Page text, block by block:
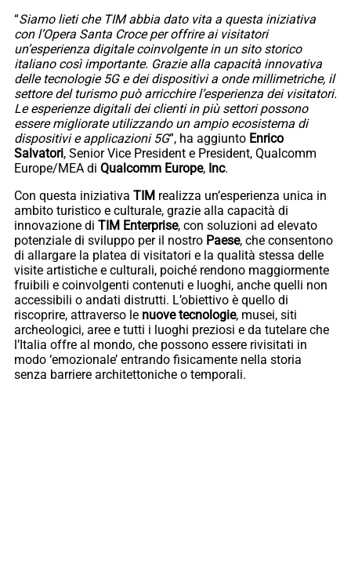
“Siamo lieti che TIM abbia dato vita a questa iniziativa
con l’Opera Santa Croce per offrire ai visitatori
un’esperienza digitale coinvolgente in un sito storico
italiano così importante. Grazie alla capacità innovativa
delle tecnologie 5G e dei dispositivi a onde millimetriche, il
settore del turismo può arricchire l’esperienza dei visitatori.
Le esperienze digitali dei clienti in più settori possono
essere migliorate utilizzando un ampio ecosistema di
dispositivi e applicazioni 5G”, ha aggiunto Enrico
Salvatori, Senior Vice President e President, Qualcomm
Europe/MEA di Qualcomm Europe, Inc.
Con questa iniziativa TIM realizza un’esperienza unica in
ambito turistico e culturale, grazie alla capacità di
innovazione di TIM Enterprise, con soluzioni ad elevato
potenziale di sviluppo per il nostro Paese, che consentono
di allargare la platea di visitatori e la qualità stessa delle
visite artistiche e culturali, poiché rendono maggiormente
fruibili e coinvolgenti contenuti e luoghi, anche quelli non
accessibili o andati distrutti. L’obiettivo è quello di
riscoprire, attraverso le nuove tecnologie, musei, siti
archeologici, aree e tutti i luoghi preziosi e da tutelare che
l’Italia offre al mondo, che possono essere rivisitati in
modo ‘emozionale’ entrando fisicamente nella storia
senza barriere architettoniche o temporali.